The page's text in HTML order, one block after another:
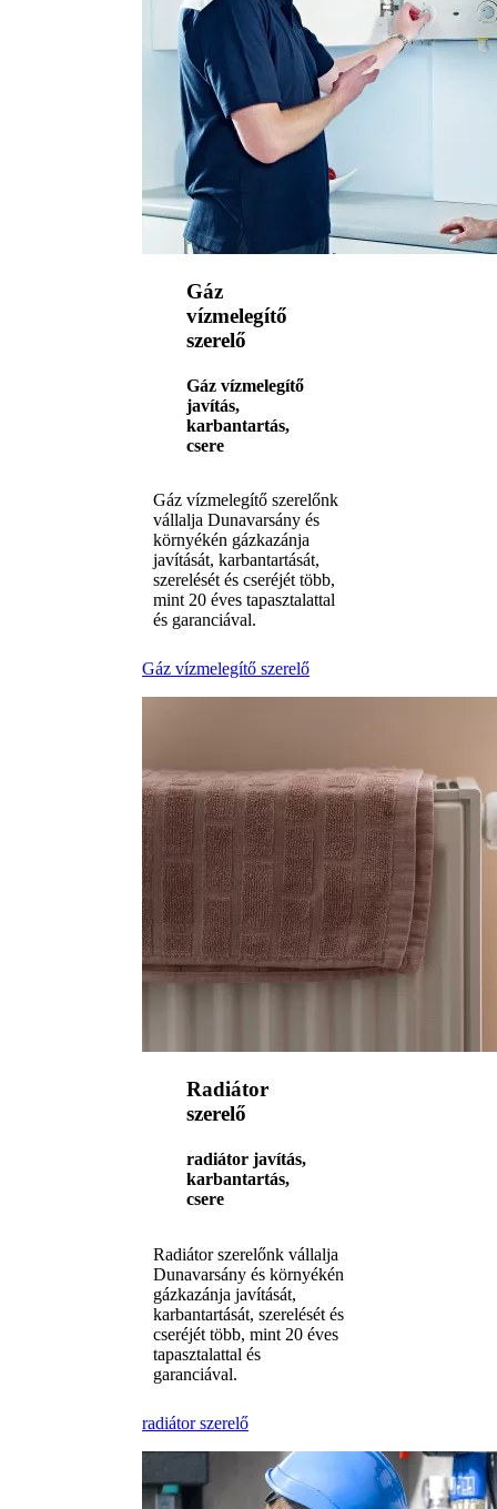
Gáz
vízmelegítő
szerelő
Gáz vízmelegítő
javítás,
karbantartás,
csere
Gáz vízmelegítő szerelőnk
vállalja Dunavarsány és
környékén gázkazánja
javítását, karbantartását,
szerelését és cseréjét több,
mint 20 éves tapasztalattal
és garanciával.
Gáz vízmelegítő szerelő
Radiátor
szerelő
radiátor javítás,
karbantartás,
csere
Radiátor szerelőnk vállalja
Dunavarsány és környékén
gázkazánja javítását,
karbantartását, szerelését és
cseréjét több, mint 20 éves
tapasztalattal és
garanciával.
radiátor szerelő